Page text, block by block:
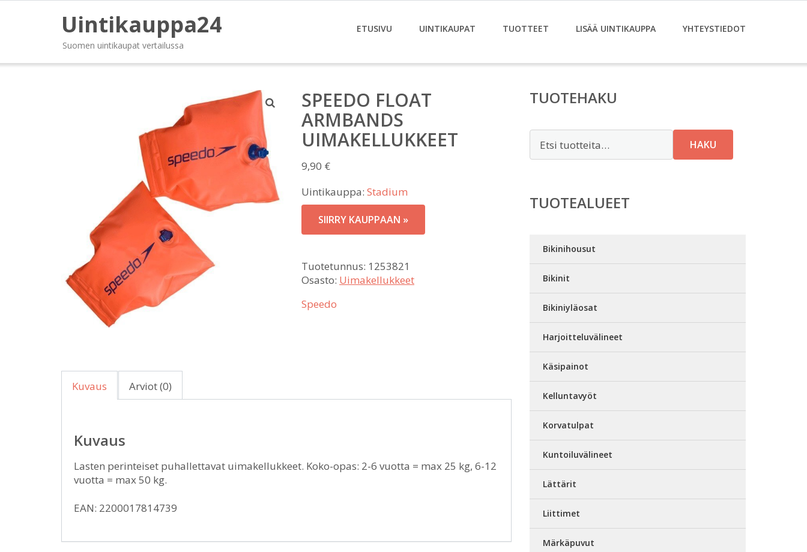
Uintikauppa24
Suomen uintikaupat vertailussa
ETUSIVU UINTIKAUPAT TUOTTEET LISÄÄ UINTIKAUPPA YHTEYSTIEDOT
SPEEDO FLOAT
ARMBANDS
UIMAKELLUKKEET
9,90 €
Uintikauppa: Stadium
SIIRRY KAUPPAAN »
Tuotetunnus: 1253821
Osasto: Uimakellukkeet
Speedo
Kuvaus Arviot (0)
Kuvaus
Lasten perinteiset puhallettavat uimakellukkeet. Koko-opas: 2-6 vuotta = max 25 kg, 6-12
vuotta = max 50 kg.
EAN: 2200017814739
TUOTEHAKU
HAKU
TUOTEALUEET
Bikinihousut
Bikinit
Bikiniyläosat
Harjoitteluvälineet
Käsipainot
Kelluntavyöt
Korvatulpat
Kuntoiluvälineet
Lättärit
Liittimet
Märkäpuvut